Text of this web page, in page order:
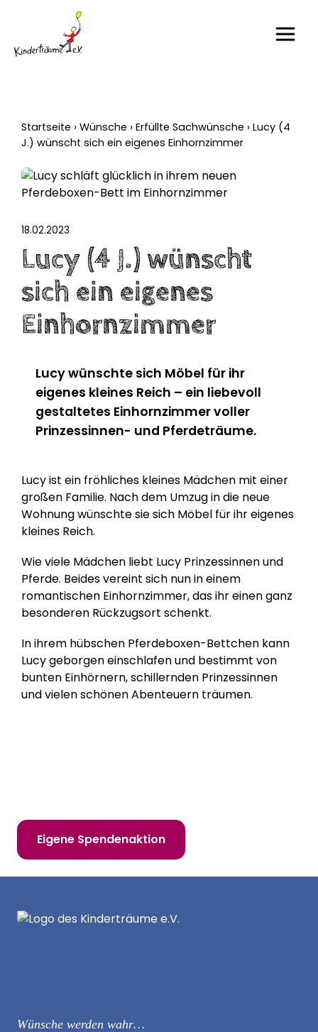
Startseite › Wünsche › Erfüllte Sachwünsche › Lucy (4
J.) wünscht sich ein eigenes Einhornzimmer
18.02.2023
Lucy (4 J.) wünscht
sich ein eigenes
Einhornzimmer
Lucy wünschte sich Möbel für ihr
eigenes kleines Reich – ein liebevoll
gestaltetes Einhornzimmer voller
Prinzessinnen- und Pferdeträume.
Lucy ist ein fröhliches kleines Mädchen mit einer
großen Familie. Nach dem Umzug in die neue
Wohnung wünschte sie sich Möbel für ihr eigenes
kleines Reich.
Wie viele Mädchen liebt Lucy Prinzessinnen und
Pferde. Beides vereint sich nun in einem
romantischen Einhornzimmer, das ihr einen ganz
besonderen Rückzugsort schenkt.
In ihrem hübschen Pferdeboxen-Bettchen kann
Lucy geborgen einschlafen und bestimmt von
bunten Einhörnern, schillernden Prinzessinnen
und vielen schönen Abenteuern träumen.
Eigene Spendenaktion
Wünsche werden wahr…